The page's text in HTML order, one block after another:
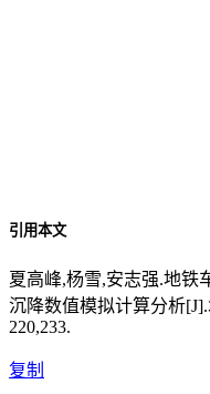
引用本文
夏高峰,杨雪,安志强.地铁
沉降数值模拟计算分析
220,233.
复制